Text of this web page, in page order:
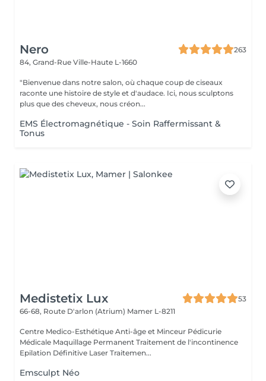
Nero
263
84, Grand-Rue Ville-Haute L-1660
"Bienvenue dans notre salon, où chaque coup de ciseaux
raconte une histoire de style et d'audace. Ici, nous sculptons
plus que des cheveux, nous créon...
EMS Électromagnétique - Soin Raffermissant &
Tonus
Medistetix Lux
53
66-68, Route D'arlon (Atrium) Mamer L-8211
Centre Medico-Esthétique Anti-âge et Minceur Pédicurie
Médicale Maquillage Permanent Traitement de l'incontinence
Epilation Définitive Laser Traitemen...
Emsculpt Néo